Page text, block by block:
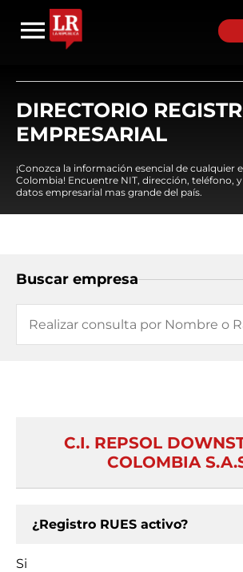
DIRECTORIO
EMPRESARIAL
¡Conozca la información esencial de cualquier
Colombia! Encuentre NIT, dirección, teléfono,
datos empresarial mas grande del país.
Buscar empresa
C.I. REPSOL
COLOMBIA
¿Registro RUES activo?
Si